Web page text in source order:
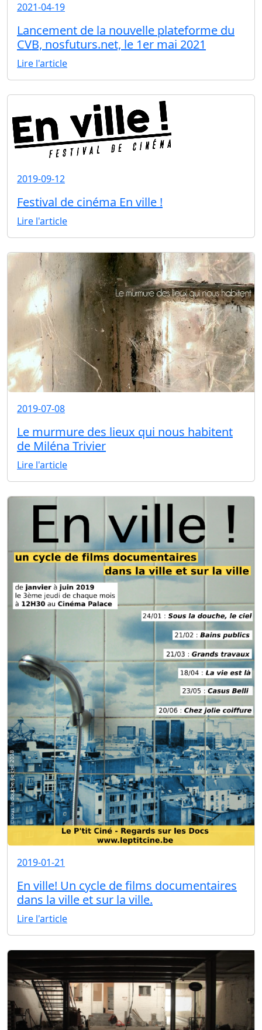
2021-04-19
Lancement de la nouvelle plateforme du
CVB, nosfuturs.net, le 1er mai 2021
Lire l'article
2019-09-12
Festival de cinéma En ville !
Lire l'article
2019-07-08
Le murmure des lieux qui nous habitent
de Miléna Trivier
Lire l'article
2019-01-21
En ville! Un cycle de films documentaires
dans la ville et sur la ville.
Lire l'article